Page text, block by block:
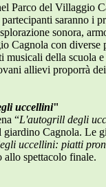
Parco del Villaggio
saranno i
sonora,
Cagnola con diverse
della scuola
allievi proporrà
uccellini"
“L'autogrill degli
Cagnola. Le
uccellini: piatti
allo spettacolo finale.